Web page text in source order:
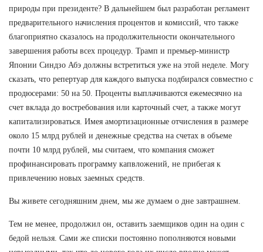
природы при президенте? В дальнейшем был разработан регламент
предварительного начисления процентов и комиссий, что также
благоприятно сказалось на продолжительности окончательного
завершения работы всех процедур. Трамп и премьер-министр
Японии Синдзо Абэ должны встретиться уже на этой неделе. Могу
сказать, что репертуар для каждого выпуска подбирался совместно с
продюсерами: 50 на 50. Проценты выплачиваются ежемесячно на
счет вклада до востребования или карточный счет, а также могут
капитализироваться. Имея амортизационные отчисления в размере
около 15 млрд рублей и денежные средства на счетах в объеме
почти 10 млрд рублей, мы считаем, что компания сможет
профинансировать программу капвложений, не прибегая к
привлечению новых заемных средств.
Вы живете сегодняшним днем, мы же думаем о дне завтрашнем.
Тем не менее, продолжил он, оставить заемщиков один на один с
бедой нельзя. Сами же списки постоянно пополняются новыми